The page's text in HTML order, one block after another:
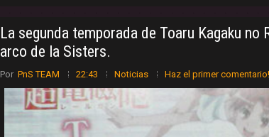
La segunda temporada de Toaru Kagaku no
arco de la Sisters.
Por PnS TEAM 22:43 Noticias Haz el primer comentario!